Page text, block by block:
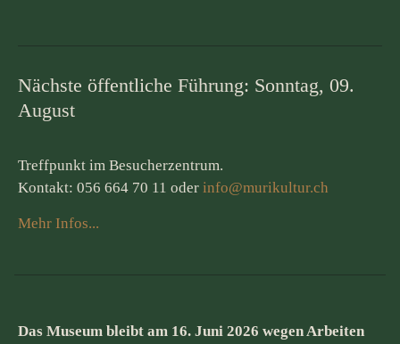
Nächste öffentliche Führung: Sonntag, 09.
August
Treffpunkt im Besucherzentrum.
Kontakt: 056 664 70 11 oder info@murikultur.ch
Mehr Infos...
Das Museum bleibt am 16. Juni 2026 wegen Arbeiten